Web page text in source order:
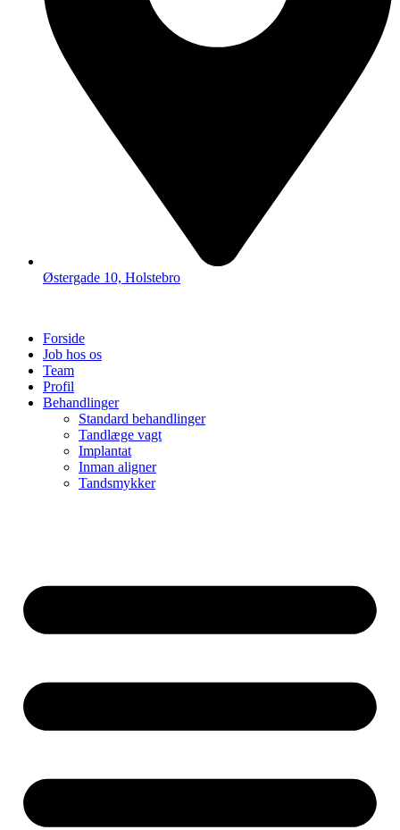
Østergade 10, Holstebro
Forside
Job hos os
Team
Profil
Behandlinger
Standard behandlinger
Tandlæge vagt
Implantat
Inman aligner
Tandsmykker